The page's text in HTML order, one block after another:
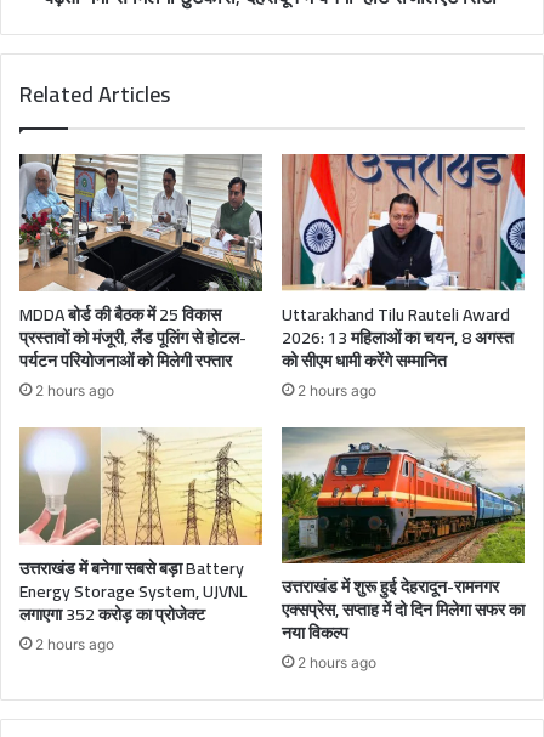
Related Articles
MDDA बोर्ड की बैठक में 25 विकास
प्रस्तावों को मंजूरी, लैंड पूलिंग से होटल-
पर्यटन परियोजनाओं को मिलेगी रफ्तार
2 hours ago
Uttarakhand Tilu Rauteli Award
2026: 13 महिलाओं का चयन, 8 अगस्त
को सीएम धामी करेंगे सम्मानित
2 hours ago
उत्तराखंड में बनेगा सबसे बड़ा Battery
Energy Storage System, UJVNL
लगाएगा 352 करोड़ का प्रोजेक्ट
2 hours ago
उत्तराखंड में शुरू हुई देहरादून-रामनगर
एक्सप्रेस, सप्ताह में दो दिन मिलेगा सफर का
नया विकल्प
2 hours ago